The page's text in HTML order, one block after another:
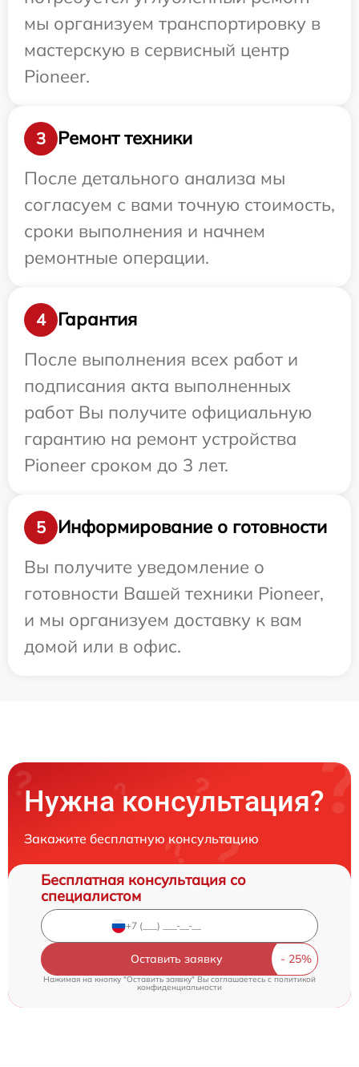
мы организуем транспортировку в
мастерскую в сервисный центр
Pioneer.
3
Ремонт техники
После детального анализа мы
согласуем с вами точную стоимость,
сроки выполнения и начнем
ремонтные операции.
4
Гарантия
После выполнения всех работ и
подписания акта выполненных
работ Вы получите официальную
гарантию на ремонт устройства
Pioneer сроком до 3 лет.
5
Информирование о готовности
Вы получите уведомление о
готовности Вашей техники Pioneer,
и мы организуем доставку к вам
домой или в офис.
Нужна консультация?
Закажите бесплатную консультацию
Бесплатная консультация со
специалистом
Оставить заявку
Нажимая на кнопку "Оставить заявку" Вы соглашаетесь cполитикой
конфиденциальности